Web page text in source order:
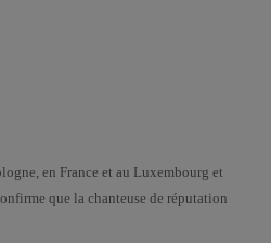
en France et au Luxembourg et
que la chanteuse de réputation